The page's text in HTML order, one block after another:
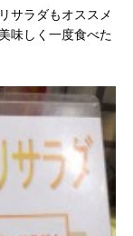
サラダもオススメ
味しく一度食べた